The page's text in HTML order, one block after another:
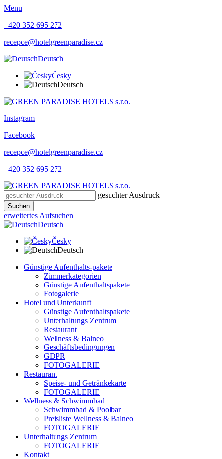
Menu
+420 352 695 272
recepce@hotelgreenparadise.cz
Deutsch
Česky
Deutsch
Instagram
Facebook
recepce@hotelgreenparadise.cz
+420 352 695 272
gesuchter Ausdruck
Suchen
erweitertes Aufsuchen
Deutsch
Česky
Deutsch
Günstige Aufenthalts-pakete
Zimmerkategorien
Günstige Aufenthaltspakete
Fotogalerie
Hotel und Unterkunft
Günstige Aufenthaltspakete
Unterhaltungs Zentrum
Restaurant
Wellness & Balneo
Geschäftsbedingungen
GDPR
FOTOGALERIE
Restaurant
Speise- und Getränkekarte
FOTOGALERIE
Wellness & Schwimmbad
Schwimmbad & Poolbar
Preisliste Wellness & Balneo
FOTOGALERIE
Unterhaltungs Zentrum
FOTOGALERIE
Kontakt